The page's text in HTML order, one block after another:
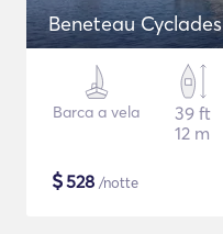
Beneteau Cyclades
Barca a vela
39 ft
12 m
$528 /notte